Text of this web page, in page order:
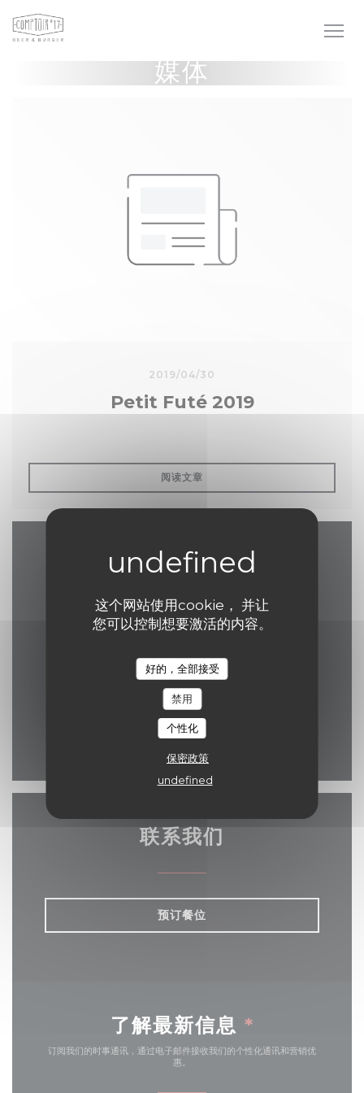
Cookie管理面板
这个网站使用cookie， 并让
您可以控制想要激活的内容。
好的，全部接受
禁用
个性化
保密政策
undefined
媒体
2019/04/30
Petit Futé 2019
阅读文章((在新窗口中打开))
地图和联系方式
069 84 30 35
eelke.ashley@hotmail.com
联系我们
预订餐位
了解最新信息 *
订阅我们的时事通讯，通过电子邮件接收我们的个性化通讯和营销优
惠。